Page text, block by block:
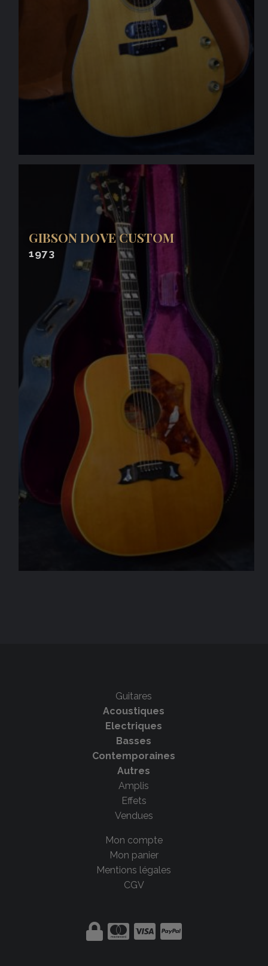
GIBSON DOVE CUSTOM
1973
Guitares
Acoustiques
Electriques
Basses
Contemporaines
Autres
Amplis
Effets
Vendues
Mon compte
Mon panier
Mentions légales
CGV